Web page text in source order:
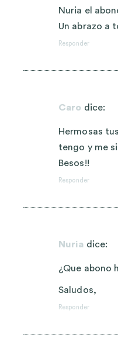
Nuria el
Un abrazo a
Responder
Caro dice:
Hermosas
tengo y me
Besos!!
Responder
Nuria dice:
¿Que abono
Saludos,
Responder